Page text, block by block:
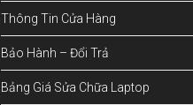
Thông Tin Cửa Hàng
Bảo Hành – Đổi Trả
Bảng Giá Sửa Chữa Laptop